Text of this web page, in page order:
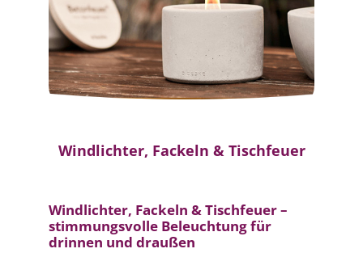
Windlichter, Fackeln & Tischfeuer
Windlichter, Fackeln & Tischfeuer –
stimmungsvolle Beleuchtung für
drinnen und draußen